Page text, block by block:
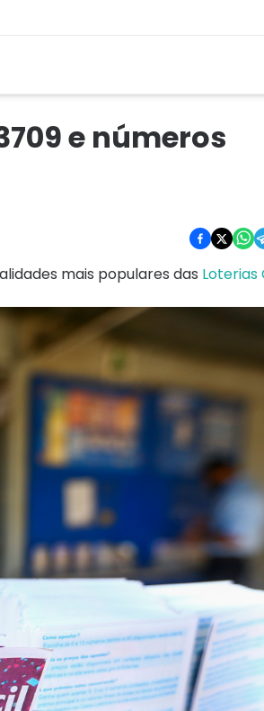
e números
mais populares das Loterias